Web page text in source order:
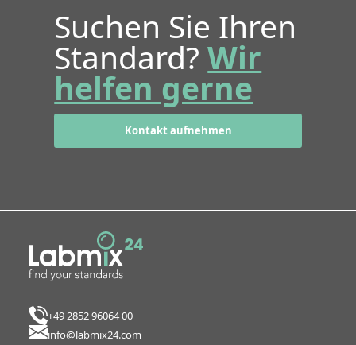
Suchen Sie Ihren
Standard?Wir
helfen gerne
Kontakt aufnehmen
+49 2852 96064 00
info@labmix24.com